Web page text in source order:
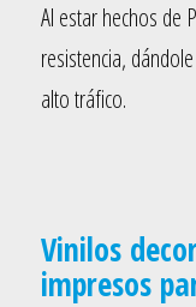
Al estar hechos de
resistencia,
alto tráfico.
Vinilos
impresos